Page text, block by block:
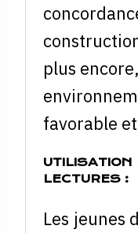
plus
favorable
UTILISATION
LECTURES :
Les jeunes